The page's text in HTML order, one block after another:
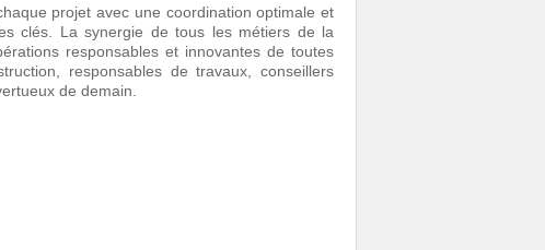
projet avec une coordination optimale et
clés. La synergie de tous les métiers de la
responsables et innovantes de toutes
responsables de travaux, conseillers
de demain.